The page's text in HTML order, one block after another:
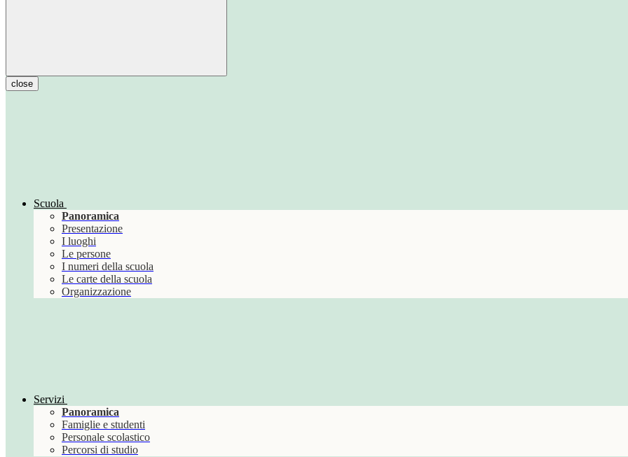
close
Scuola
Panoramica
Presentazione
I luoghi
Le persone
I numeri della scuola
Le carte della scuola
Organizzazione
Servizi
Panoramica
Famiglie e studenti
Personale scolastico
Percorsi di studio